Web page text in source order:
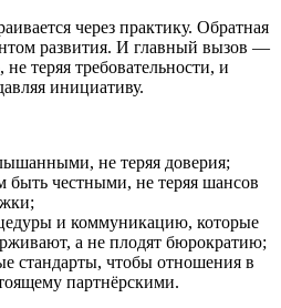
через практику. Обратная
развития. И главный вызов —
теряя требовательности, и
инициативу.
не теряя доверия;
быть честными, не теряя шансов
и коммуникацию, которые
а не плодят бюрократию;
стандарты, чтобы отношения в
партнёрскими.